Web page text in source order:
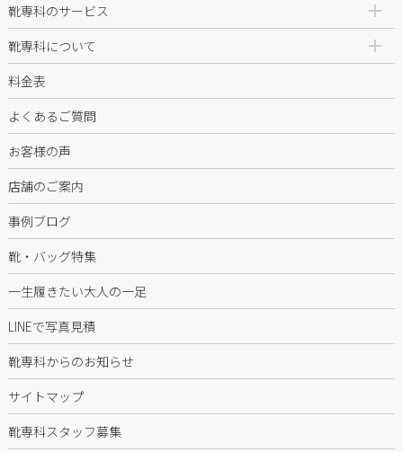
靴専科のサービス
靴専科について
料金表
よくあるご質問
お客様の声
店舗のご案内
事例ブログ
靴・バッグ特集
一生履きたい大人の一足
LINEで写真見積
靴専科からのお知らせ
サイトマップ
靴専科スタッフ募集